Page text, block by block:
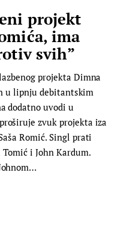
projekt
ima
svih”
projekta Dimna
u lipnju debitantskim
dodatno uvodi u
zvuk projekta iza
Romić. Singl prati
i John Kardum.